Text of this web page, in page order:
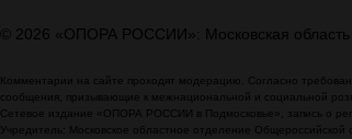
© 2026 «ОПОРА РОССИИ»: Московская область
Комментарии на сайте проходят модерацию. Согласно
сообщения, призывающие к межнациональной и социальной
Сетевое издание «ОПОРА РОССИИ в Подмосковье», запись о
Учредитель: Московское областное отделение